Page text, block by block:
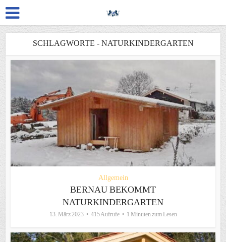
SCHLAGWORTE - NATURKINDERGARTEN
Allgemein
BERNAU BEKOMMT
NATURKINDERGARTEN
13. März 2023 415 Aufrufe 1 Minuten zum Lesen